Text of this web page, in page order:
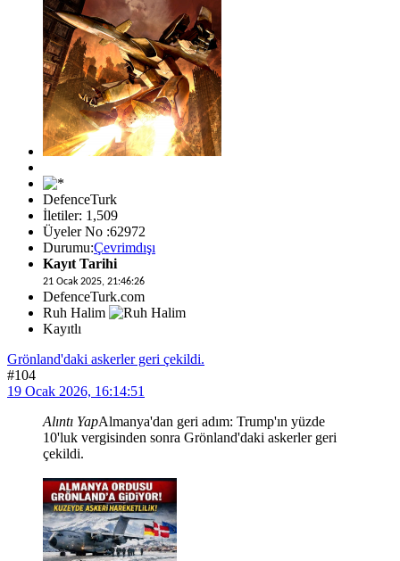
DefenceTurk
İletiler: 1,509
Üyeler No :62972
Durumu:Çevrimdışı
Kayıt Tarihi
21 Ocak 2025, 21:46:26
DefenceTurk.com
Ruh Halim
Kayıtlı
Grönland'daki askerler geri çekildi.
#104
19 Ocak 2026, 16:14:51
Alıntı YapAlmanya'dan geri adım: Trump'ın yüzde
10'luk vergisinden sonra Grönland'daki askerler geri
çekildi.